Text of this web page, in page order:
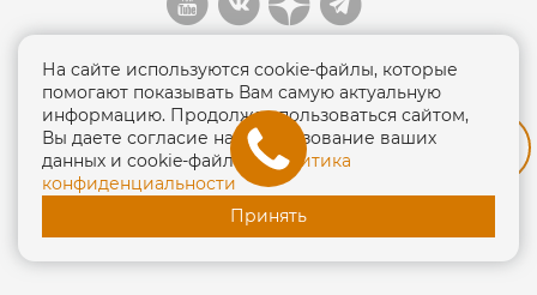
Политика конфиденциальности
ЛО-77-01-013138 от 15 сентября 2016г.
На сайте используются cookie-файлы, которые
помогают показывать Вам самую актуальную
информацию. Продолжая пользоваться сайтом,
Вы даете согласие на использование ваших
данных и cookie-файлов.Политика
конфиденциальности
Принять